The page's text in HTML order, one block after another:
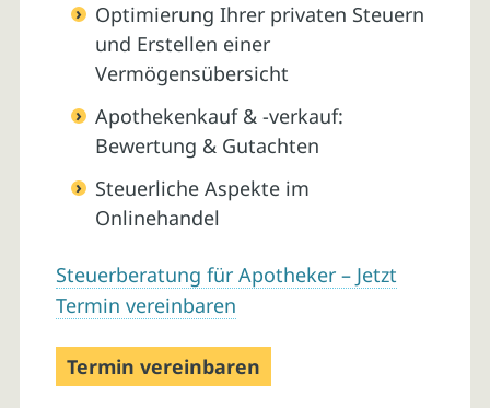
Optimierung Ihrer privaten Steuern
und Erstellen einer
Vermögensübersicht
Apothekenkauf & -verkauf:
Bewertung & Gutachten
Steuerliche Aspekte im
Onlinehandel
Steuerberatung für Apotheker – Jetzt
Termin vereinbaren
Termin vereinbaren